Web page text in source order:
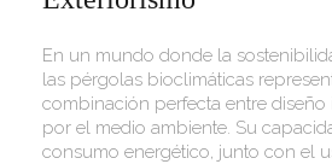
En un mundo donde la
las pérgolas bioclimáticas
combinación perfecta entre diseño
por el medio ambiente. Su
consumo energético, junto con el